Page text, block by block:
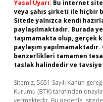
Yasal Uyarı: Bu internet
veya şahıs şirketi ile hiçbir
Sitede yalnızca kendi
paylaşılmaktadır. Burada
taşımamakta olup, gerçek
paylaşım
benzerlikleri tamamen
taslak halindedir ve
Sitemiz, 5651 Sayılı Kanun
Kurumu (BTK) tarafından
vermektedir. Bu nedenle,